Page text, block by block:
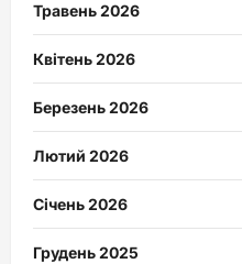
Травень 2026
Квітень 2026
Березень 2026
Лютий 2026
Січень 2026
Грудень 2025